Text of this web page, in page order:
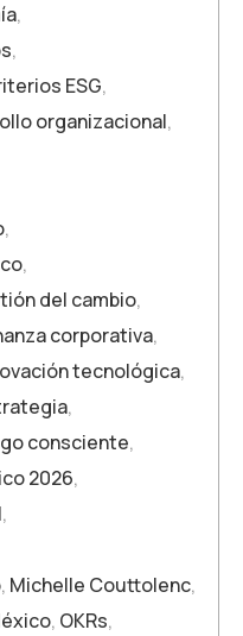
,
,
ESG,
organizacional,
,
,
del cambio,
corporativa,
tecnológica,
,
consciente,
2026,
,
, Michelle Couttolenc,
, OKRs,